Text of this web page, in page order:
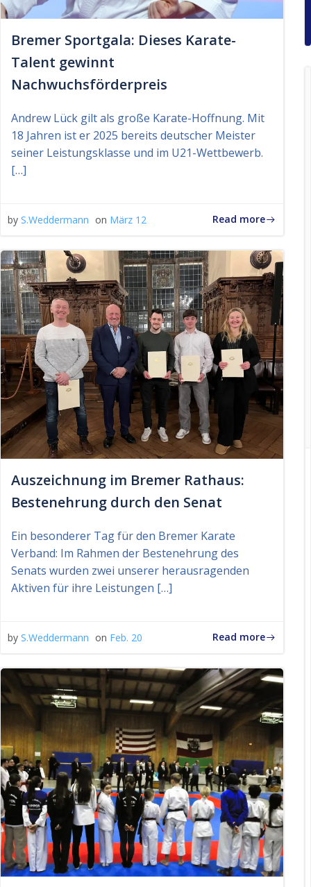
Bremer Sportgala: Dieses Karate-
Talent gewinnt
Nachwuchsförderpreis
Andrew Lück gilt als große Karate-Hoffnung. Mit
18 Jahren ist er 2025 bereits deutscher Meister
seiner Leistungsklasse und im U21-Wettbewerb.
[…]
by S.Weddermann on März 12 Read more
Auszeichnung im Bremer Rathaus:
Bestenehrung durch den Senat
Ein besonderer Tag für den Bremer Karate
Verband: Im Rahmen der Bestenehrung des
Senats wurden zwei unserer herausragenden
Aktiven für ihre Leistungen […]
by S.Weddermann on Feb. 20 Read more